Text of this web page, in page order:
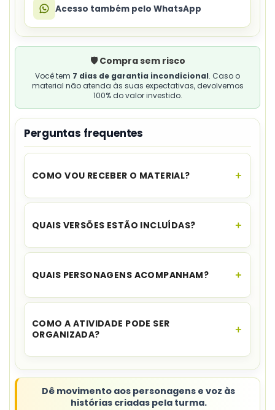
Acesso também pelo WhatsApp
🛡️ Compra sem risco
Você tem 7 dias de garantia incondicional. Caso o
material não atenda às suas expectativas, devolvemos
100% do valor investido.
Perguntas frequentes
COMO VOU RECEBER O MATERIAL?
O acesso é instantâneo.Assim que o
para download no seu e-mail e no WhatsApp,
QUAIS VERSÕES ESTÃO INCLUÍDAS?
Há cenárioscoloridos e em preto e branco.
QUAIS PERSONAGENS ACOMPANHAM?
O material trazmenino e menina com
COMO A ATIVIDADE PODE SER
ORGANIZADA?
pequenos grupos.
Dê movimento aos personagens e voz às
histórias criadas pela turma.